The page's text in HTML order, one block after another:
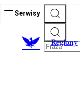
Serwisy
Regiony